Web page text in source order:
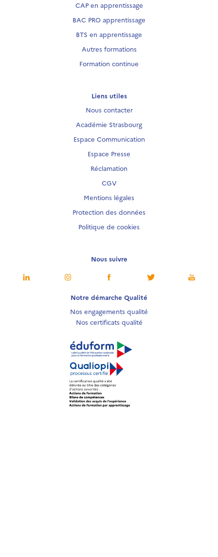
CAP en apprentissage
BAC PRO apprentissage
BTS en apprentissage
Autres formations
Formation continue
Liens utiles
Nous contacter
Académie Strasbourg
Espace Communication
Espace Presse
Réclamation
CGV
Mentions légales
Protection des données
Politique de cookies
Nous suivre
Notre démarche Qualité
Nos engagements qualité
Nos certificats qualité